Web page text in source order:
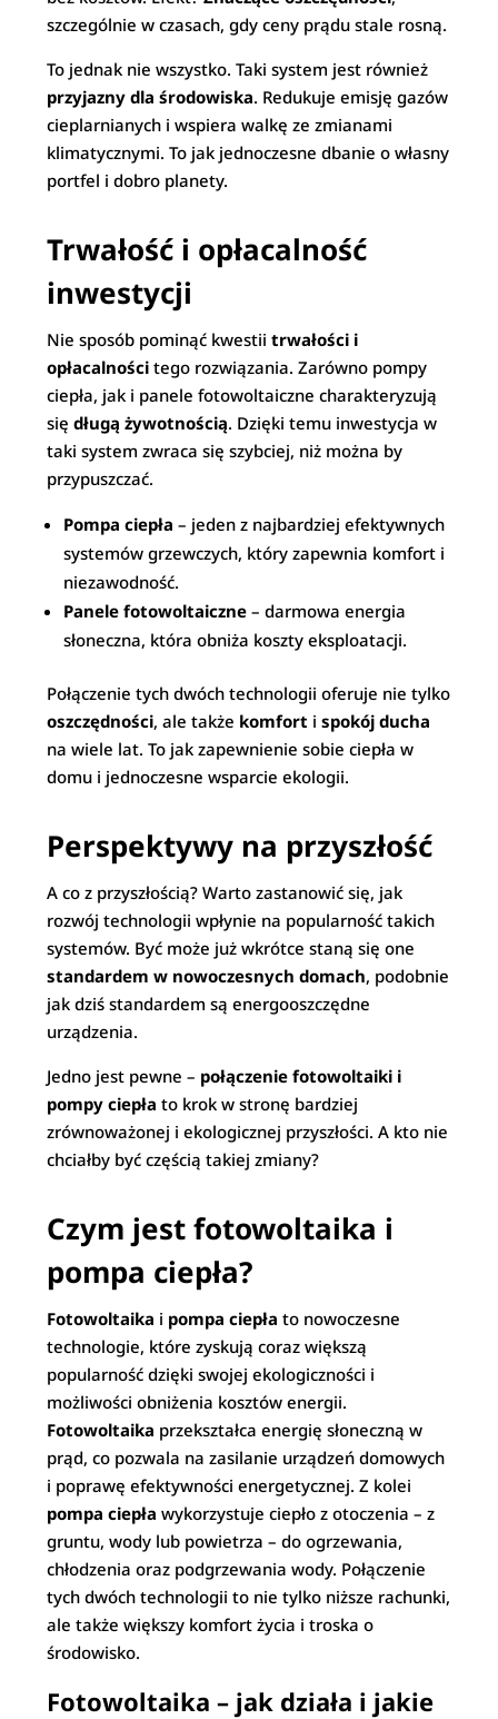
szczególnie w czasach, gdy ceny prądu stale rosną.
To jednak nie wszystko. Taki system jest również
przyjazny dla środowiska. Redukuje emisję gazów
cieplarnianych i wspiera walkę ze zmianami
klimatycznymi. To jak jednoczesne dbanie o własny
portfel i dobro planety.
Trwałość i opłacalność
inwestycji
Nie sposób pominąć kwestiitrwałości i
opłacalności tego rozwiązania. Zarówno pompy
ciepła, jak i panele fotowoltaiczne charakteryzują
siędługą żywotnością. Dzięki temu inwestycja w
taki system zwraca się szybciej, niż można by
przypuszczać.
Pompa ciepła – jeden z najbardziej efektywnych
systemów grzewczych, który zapewnia komfort i
niezawodność.
Panele fotowoltaiczne – darmowa energia
słoneczna, która obniża koszty eksploatacji.
Połączenie tych dwóch technologii oferuje nie tylko
oszczędności, ale także komfort ispokój ducha
na wiele lat. To jak zapewnienie sobie ciepła w
domu i jednoczesne wsparcie ekologii.
Perspektywy na przyszłość
A co z przyszłością? Warto zastanowić się, jak
rozwój technologii wpłynie na popularność takich
systemów. Być może już wkrótce staną się one
standardem w nowoczesnych domach, podobnie
jak dziś standardem są energooszczędne
urządzenia.
Jedno jest pewne – połączenie fotowoltaiki i
pompy ciepła to krok w stronę bardziej
zrównoważonej i ekologicznej przyszłości. A kto nie
chciałby być częścią takiej zmiany?
Czym jest fotowoltaika i
pompa ciepła?
Fotowoltaika i pompa ciepła to nowoczesne
technologie, które zyskują coraz większą
popularność dzięki swojej ekologiczności i
możliwości obniżenia kosztów energii.
Fotowoltaika przekształca energię słoneczną w
prąd, co pozwala na zasilanie urządzeń domowych
i poprawę efektywności energetycznej. Z kolei
pompa ciepła wykorzystuje ciepło z otoczenia – z
gruntu, wody lub powietrza – do ogrzewania,
chłodzenia oraz podgrzewania wody. Połączenie
tych dwóch technologii to nie tylko niższe rachunki,
ale także większy komfort życia i troska o
środowisko.
Fotowoltaika – jak działa i jakie